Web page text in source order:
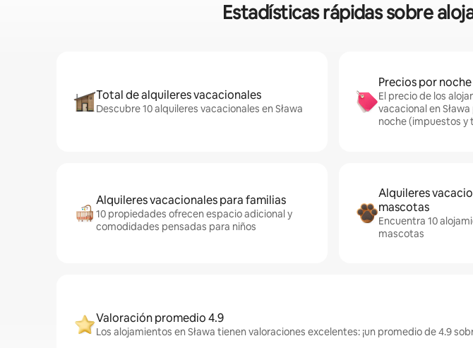
Estadísticas rápidas sobre
Total de alquileres vacacionales
Descubre 10 alquileres vacacionales en Sława
Precios por
El precio de los
vacacional en
noche (impuestos y
Alquileres vacacionales para familias
10 propiedades ofrecen espacio adicional y
comodidades pensadas para niños
Alquileres
mascotas
Encuentra 10
mascotas
Valoración promedio 4.9
Los alojamientos en Sława tienen valoraciones excelentes: ¡un promedio de 4.9